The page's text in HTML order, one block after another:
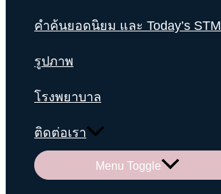
คำค้นยอดนิยม และ Today’s STM
รูปภาพ
โรงพยาบาล
ติดต่อเรา
Menu Toggle